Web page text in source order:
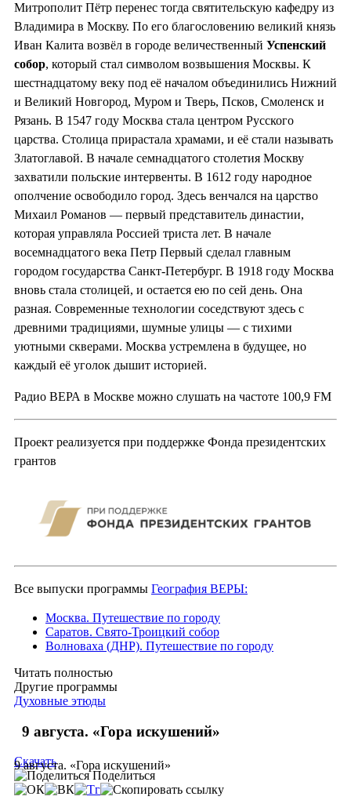
Митрополит Пётр перенес тогда святительскую кафедру из
Владимира в Москву. По его благословению великий князь
Иван Калита возвёл в городе величественный Успенский
собор, который стал символом возвышения Москвы. К
шестнадцатому веку под её началом объединились Нижний
и Великий Новгород, Муром и Тверь, Псков, Смоленск и
Рязань. В 1547 году Москва стала центром Русского
царства. Столица прирастала храмами, и её стали называть
Златоглавой. В начале семнадцатого столетия Москву
захватили польские интервенты. В 1612 году народное
ополчение освободило город. Здесь венчался на царство
Михаил Романов — первый представитель династии,
которая управляла Россией триста лет. В начале
восемнадцатого века Петр Первый сделал главным
городом государства Санкт-Петербург. В 1918 году Москва
вновь стала столицей, и остается ею по сей день. Она
разная. Современные технологии соседствуют здесь с
древними традициями, шумные улицы — с тихими
уютными скверами. Москва устремлена в будущее, но
каждый её уголок дышит историей.
Радио ВЕРА в Москве можно слушать на частоте 100,9 FM
Проект реализуется при поддержке Фонда президентских
грантов
Все выпуски программы География ВЕРЫ:
Москва. Путешествие по городу
Саратов. Свято-Троицкий собор
Волноваха (ДНР). Путешествие по городу
Читать полностью
Другие программы
Духовные этюды
9 августа. «Гора искушений»
9 августа. «Гора искушений»
Скачать
Поделиться